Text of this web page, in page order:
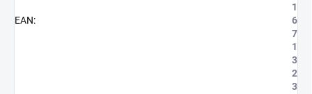
EAN:
1
6
7
1
3
2
3